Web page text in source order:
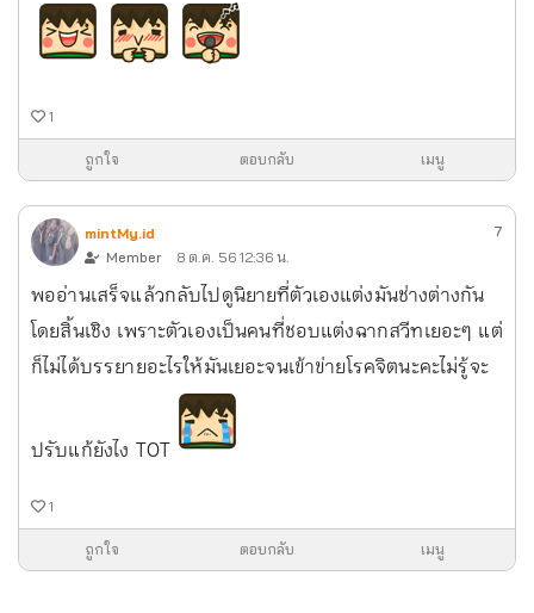
1
ถูกใจ ตอบกลับ เมนู
mintMy.id
Member
8 ต.ค. 56 12:36 น.
7
พออ่านเสร็จแล้วกลับไปดูนิยายที่ตัวเองแต่งมันช่างต่างกัน
โดยสิ้นเชิง เพราะตัวเองเป็นคนที่ชอบแต่งฉากสวีทเยอะๆ แต่
ก็ไม่ได้บรรยายอะไรให้มันเยอะจนเข้าข่ายโรคจิตนะคะ ไม่รู้จะ
ปรับแก้ยังไง TOT
1
ถูกใจ ตอบกลับ เมนู